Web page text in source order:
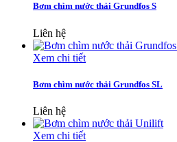
Bơm chìm nước thải Grundfos S
Liên hệ
Xem chi tiết
Bơm chìm nước thải Grundfos SL
Liên hệ
Xem chi tiết